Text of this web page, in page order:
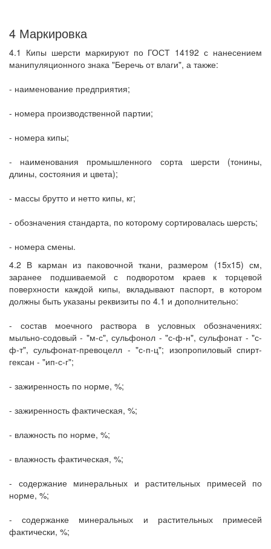
4 Маркировка
4.1 Кипы шерсти маркируют по ГОСТ 14192 с нанесением
манипуляционного знака "Беречь от влаги", а также:
- наименование предприятия;
- номера производственной партии;
- номера кипы;
- наименования промышленного сорта шерсти (тонины,
длины, состояния и цвета);
- массы брутто и нетто кипы, кг;
- обозначения стандарта, по которому сортировалась шерсть;
- номера смены.
4.2 В карман из паковочной ткани, размером (15х15) см,
заранее подшиваемой с подворотом краев к торцевой
поверхности каждой кипы, вкладывают паспорт, в котором
должны быть указаны реквизиты по 4.1 и дополнительно:
- состав моечного раствора в условных обозначениях:
мыльно-содовый - "м-с", сульфонол - "с-ф-н", сульфонат - "с-
ф-т", сульфонат-превоцелл - "с-п-ц"; изопропиловый спирт-
гексан - "ип-с-г";
- зажиренность по норме, %;
- зажиренность фактическая, %;
- влажность по норме, %;
- влажность фактическая, %;
- содержание минеральных и растительных примесей по
норме, %;
- содержанке минеральных и растительных примесей
фактически, %;